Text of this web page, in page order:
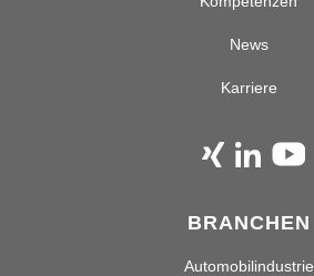
News
Karriere
BRANCHEN
Automobilindustrie